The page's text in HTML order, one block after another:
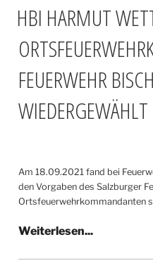
HBI HARMUT
FEUERWEHR
WIEDERGEWÄHLT
Am 18.09.2021 fand bei
den Vorgaben des Salzburger
Ortsfeuerwehrkommandanten